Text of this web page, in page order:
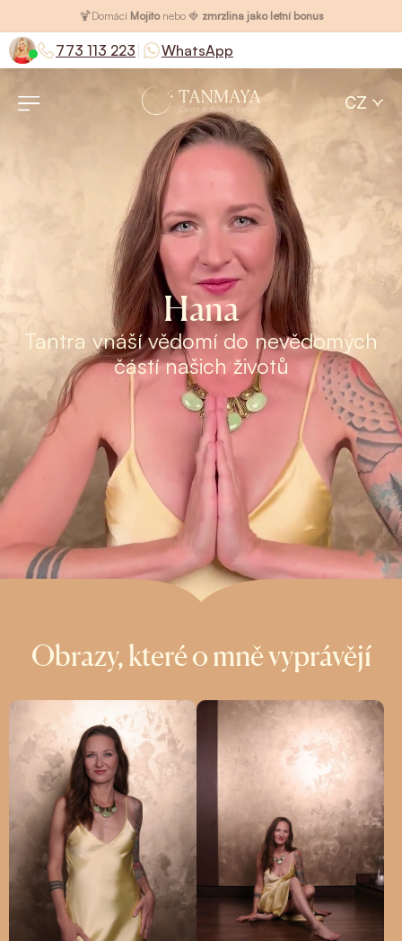
🍹Domácí Mojitonebo 🍓 zmrzlina jako letní bonus
773 113 223 WhatsApp
CZ
Hana
Tantra vnáší vědomí do nevědomých
částí našich životů
Obrazy, které o mně vyprávějí